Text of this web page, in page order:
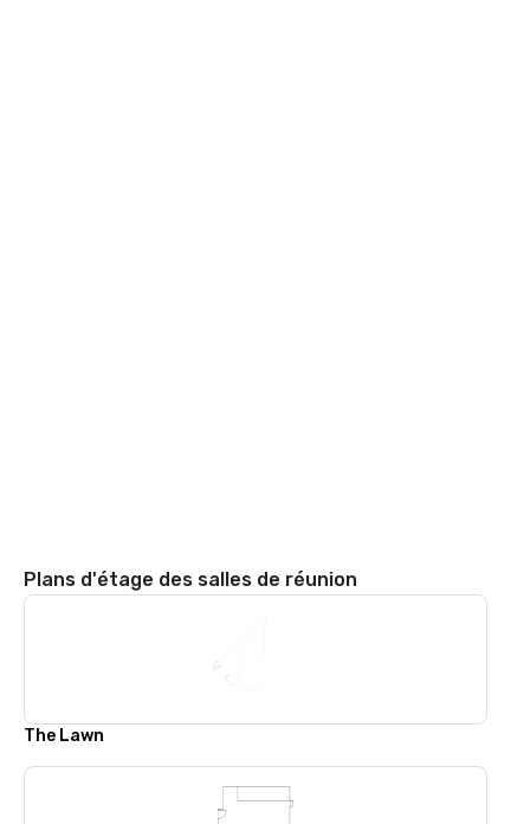
Plans d'étage des salles de réunion
The Lawn